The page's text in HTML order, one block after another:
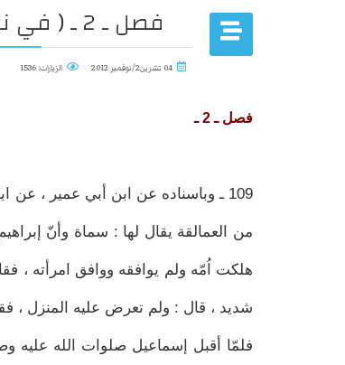
فصل ـ 2 ـ ( في نبوة إبراهيم عليه السلام )
04 تشرين2/نوفمبر 2012 الزيارات: 1536
فصل ـ 2 ـ
109 ـ وباسناده عن ابن أبي عمير ،
من العمالقة يقال لها : سماة وأنّ
هلكت اُمّه ولم يوافقه ووافق امرأته ،
شديد ، قال : ولم تعرض عليه المنزل ،
فلمّا أقبل إسماعيل صلوات الله عليه